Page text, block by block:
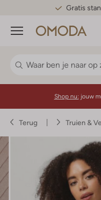
Gratis
Menu
Shop nu: jouw
Terug Truien &